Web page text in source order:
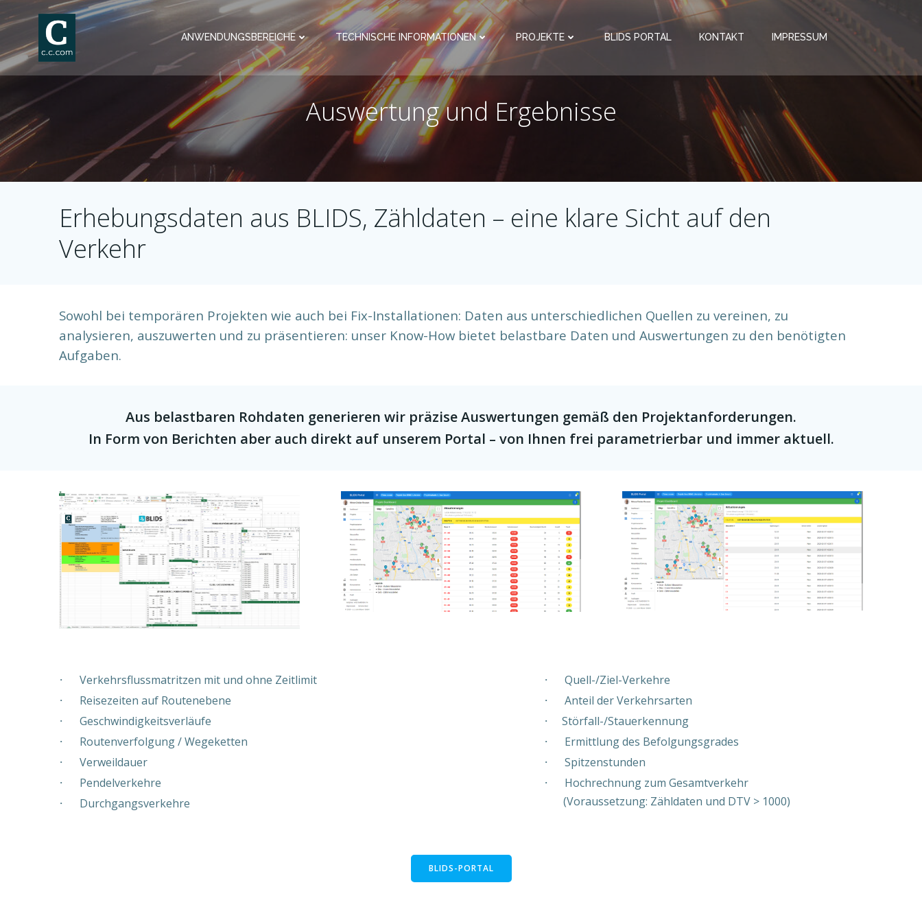
to
content
ANWENDUNGSBEREICHE TECHNISCHE INFORMATIONEN PROJEKTE BLIDS PORTAL KONTAKT IMPRESSUM
Auswertung und Ergebnisse
Erhebungsdaten aus BLIDS, Zähldaten – eine klare Sicht auf den
Verkehr
Sowohl bei temporären Projekten wie auch bei Fix-Installationen: Daten aus unterschiedlichen Quellen zu vereinen, zu
analysieren, auszuwerten und zu präsentieren: unser Know-How bietet belastbare Daten und Auswertungen zu den benötigten
Aufgaben.
Aus belastbaren Rohdaten generieren wir präzise Auswertungen gemäß den Projektanforderungen.
In Form von Berichten aber auch direkt auf unserem Portal – von Ihnen frei parametrierbar und immer aktuell.
· Verkehrsflussmatritzen mit und ohne Zeitlimit
· Reisezeiten auf Routenebene
· Geschwindigkeitsverläufe
· Routenverfolgung / Wegeketten
· Verweildauer
· Pendelverkehre
· Durchgangsverkehre
· Quell-/Ziel-Verkehre
· Anteil der Verkehrsarten
· Störfall-/Stauerkennung
· Ermittlung des Befolgungsgrades
· Spitzenstunden
·
Hochrechnung zum Gesamtverkehr
(Voraussetzung: Zähldaten und DTV > 1000)
BLIDS-PORTAL